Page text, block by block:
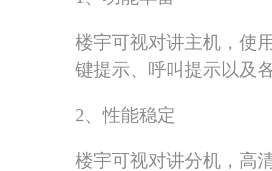
楼宇可视对讲主机，使
键提示、呼叫提示以及
2、性能稳定
楼宇可视对讲分机，高